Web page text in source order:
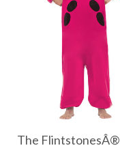
The FlintstonesÂ®